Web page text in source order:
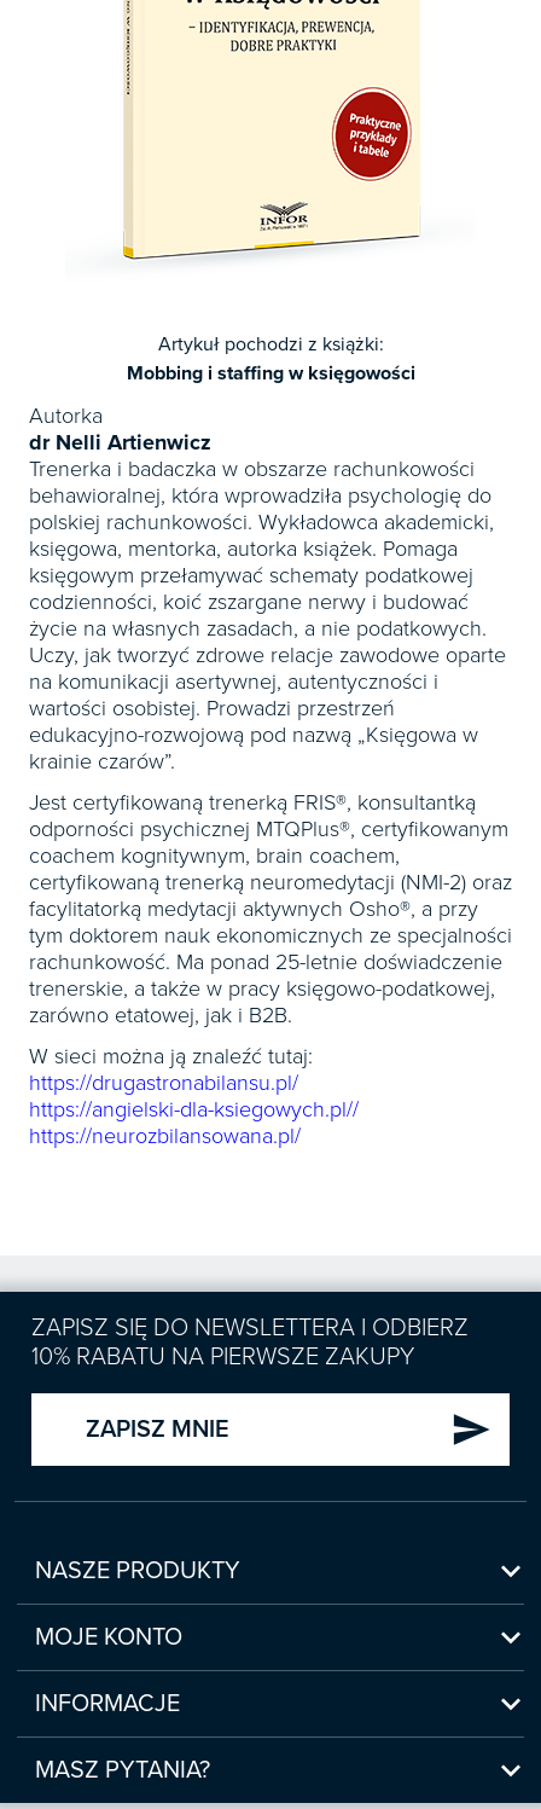
Artykuł pochodzi z książki:
Mobbing i staffing w księgowości
Autorka
dr Nelli Artienwicz
Trenerka i badaczka w obszarze rachunkowości
behawioralnej, która wprowadziła psychologię do
polskiej rachunkowości. Wykładowca akademicki,
księgowa, mentorka, autorka książek. Pomaga
księgowym przełamywać schematy podatkowej
codzienności, koić zszargane nerwy i budować
życie na własnych zasadach, a nie podatkowych.
Uczy, jak tworzyć zdrowe relacje zawodowe oparte
na komunikacji asertywnej, autentyczności i
wartości osobistej. Prowadzi przestrzeń
edukacyjno-rozwojową pod nazwą „Księgowa w
krainie czarów”.
Jest certyfikowaną trenerką FRIS®, konsultantką
odporności psychicznej MTQPlus®, certyfikowanym
coachem kognitywnym, brain coachem,
certyfikowaną trenerką neuromedytacji (NMI-2) oraz
facylitatorką medytacji aktywnych Osho®, a przy
tym doktorem nauk ekonomicznych ze specjalności
rachunkowość. Ma ponad 25-letnie doświadczenie
trenerskie, a także w pracy księgowo-podatkowej,
zarówno etatowej, jak i B2B.
W sieci można ją znaleźć tutaj:
https://drugastronabilansu.pl/
https://angielski-dla-ksiegowych.pl//
https://neurozbilansowana.pl/
ZAPISZ SIĘ DO NEWSLETTERA I ODBIERZ
10% RABATU NA PIERWSZE ZAKUPY
ZAPISZ MNIE send
NASZE PRODUKTY 
Nowości
Zapowiedzi
Bestsellery
Czasopisma
Webinaria/Szkolenia
Prawo Pracy i ZUS
Podatki
MOJE KONTO 
Moje konto
Moje produkty
Historia zakupów
Moje zgody
INFORMACJE 
Regulamin sklepu internetowego
(www.sklep.infor.pl)
Płatność
MASZ PYTANIA? 
 bok@infor.pl